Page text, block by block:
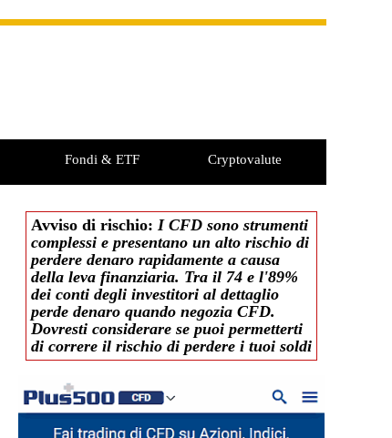
Fondi & ETF
Cryptovalute
Avviso di rischio: I CFD sono strumenti
complessi e presentano un alto rischio di
perdere denaro rapidamente a causa
della leva finanziaria. Tra il 74 e l'89%
dei conti degli investitori al dettaglio
perde denaro quando negozia CFD.
Dovresti considerare se puoi permetterti
di correre il rischio di perdere i tuoi soldi